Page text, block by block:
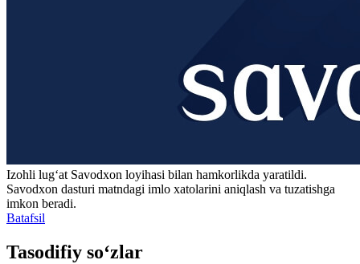
Izohli lugʻat Savodxon loyihasi bilan hamkorlikda yaratildi.
Savodxon dasturi matndagi imlo xatolarini aniqlash va tuzatishga
imkon beradi.
Batafsil
Tasodifiy so‘zlar